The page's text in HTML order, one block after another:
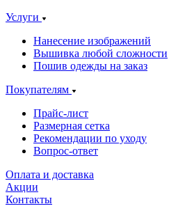
Услуги
Нанесение изображений
Вышивка любой сложности
Пошив одежды на заказ
Покупателям
Прайс-лист
Размерная сетка
Рекомендации по уходу
Вопрос-ответ
Оплата и доставка
Акции
Контакты